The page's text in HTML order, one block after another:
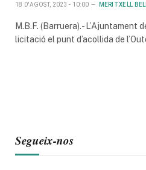
18 D'AGOST, 2023 - 10:00 MERITXELL
M.B.F. (Barruera).- L’Ajuntament
licitació el punt d’acollida de
Segueix-nos